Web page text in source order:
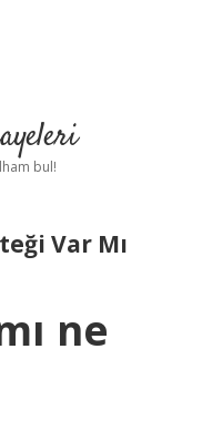
bul!
Var Mı
ne